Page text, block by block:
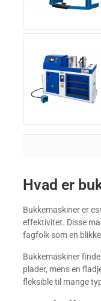
Hvad er
Bukkemaskiner er
effektivitet. Disse
fagfolk som en
Bukkemaskiner
plader, mens en
fleksible til mange